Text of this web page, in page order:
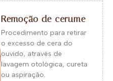
Remoção de cerume
Procedimento para retirar
o excesso de cera do
ouvido, através de
lavagem otológica, cureta
ou aspiração.